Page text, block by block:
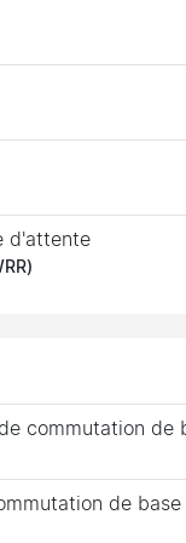
d'attente
commutation de
de base